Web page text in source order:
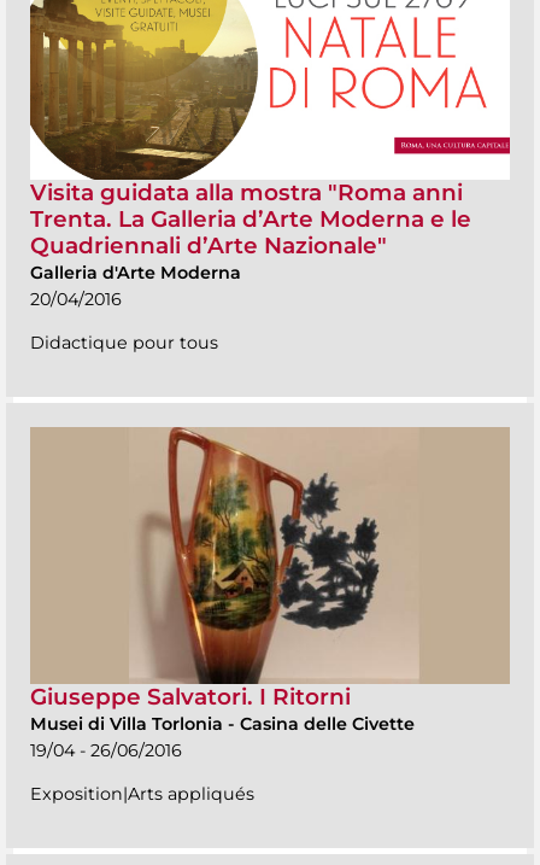
Visita guidata alla mostra "Roma anni
Trenta. La Galleria d’Arte Moderna e le
Quadriennali d’Arte Nazionale"
Galleria d'Arte Moderna
20/04/2016
Didactique pour tous
Giuseppe Salvatori. I Ritorni
Musei di Villa Torlonia - Casina delle Civette
19/04 - 26/06/2016
Exposition|Arts appliqués